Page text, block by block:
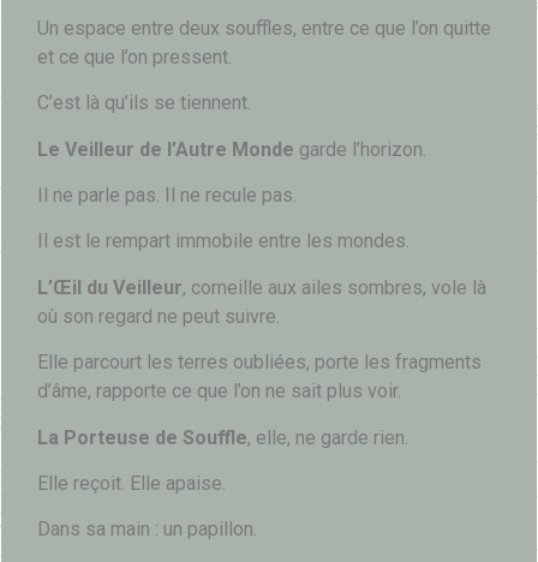
Un espace entre deux souffles, entre ce que l’on quitte
et ce que l’on pressent.
C’est là qu’ils se tiennent.
Le Veilleur de l’Autre Monde garde l’horizon.
Il ne parle pas. Il ne recule pas.
Il est le rempart immobile entre les mondes.
L’Œil du Veilleur, corneille aux ailes sombres, vole là
où son regard ne peut suivre.
Elle parcourt les terres oubliées, porte les fragments
d’âme, rapporte ce que l’on ne sait plus voir.
La Porteuse de Souffle, elle, ne garde rien.
Elle reçoit. Elle apaise.
Dans sa main : un papillon.